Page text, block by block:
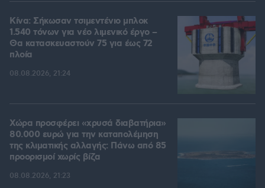
Κίνα: Σήκωσαν τσιμεντένιο μπλοκ
1.540 τόνων για νέο λιμενικό έργο –
Θα κατασκευαστούν 75 για έως 72
πλοία
08.08.2026, 21:24
Χώρα προσφέρει «χρυσά διαβατήρια»
80.000 ευρώ για την καταπολέμηση
της κλιματικής αλλαγής: Πάνω από 85
προορισμοί χωρίς βίζα
08.08.2026, 21:23